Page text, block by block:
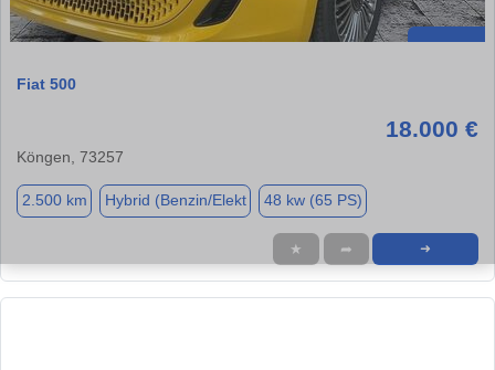
Fiat 500
18.000 €
Köngen, 73257
2.500 km Hybrid (Benzin/Elekt 48 kw (65 PS)
★ ➦ ➜